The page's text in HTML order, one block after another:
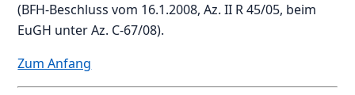
(BFH-Beschluss vom 16.1.2008, Az. II R 45/05, beim
EuGH unter Az. C-67/08).
Zum Anfang